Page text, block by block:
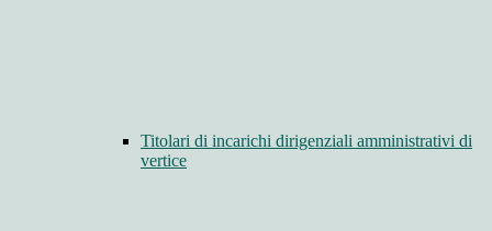
Titolari di incarichi dirigenziali amministrativi di
vertice